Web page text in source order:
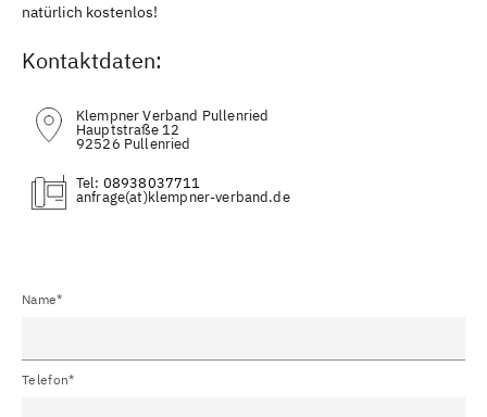
natürlich kostenlos!
Kontaktdaten:
Klempner Verband Pullenried
Hauptstraße 12
92526 Pullenried
Tel: 08938037711
(at)
Name*
Telefon*